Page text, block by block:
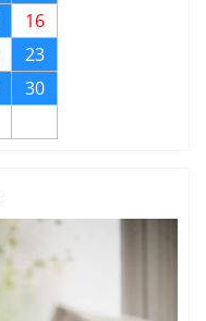
16
23
30